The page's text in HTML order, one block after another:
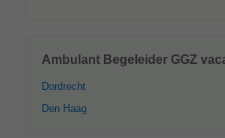
Ambulant Begeleider GGZ
Dordrecht
Den Haag